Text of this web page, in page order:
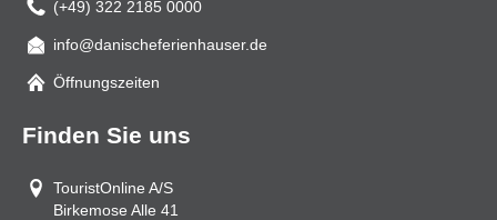
(+49) 322 2185 0000
Mail
info@danischeferienhauser.de
Öffnungszeiten
Finden Sie uns
TouristOnline A/S
Birkemose Alle 41